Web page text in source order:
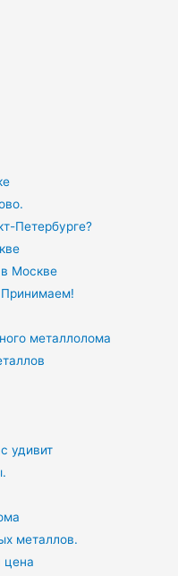
Петербурге?
Москве
Принимаем!
металлолома
удивит
металлов.
цена